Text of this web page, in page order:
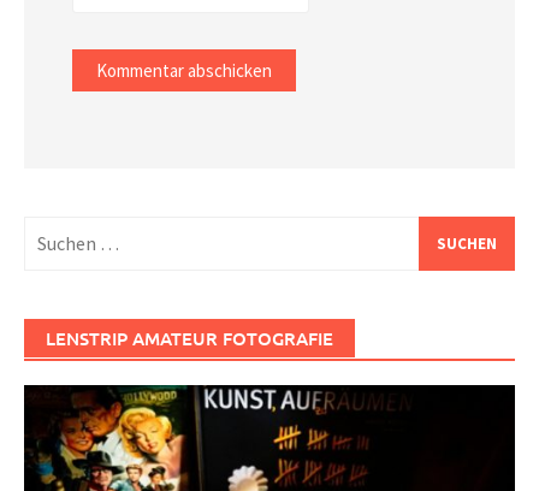
nach:
LENSTRIP AMATEUR FOTOGRAFIE